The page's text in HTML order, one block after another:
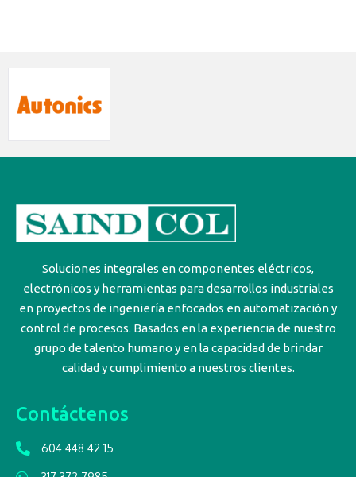
Soluciones integrales en componentes eléctricos,
electrónicos y herramientas para desarrollos industriales
en proyectos de ingeniería enfocados en automatización y
control de procesos. Basados en la experiencia de nuestro
grupo de talento humano y en la capacidad de brindar
calidad y cumplimiento a nuestros clientes.
Contáctenos
604 448 42 15